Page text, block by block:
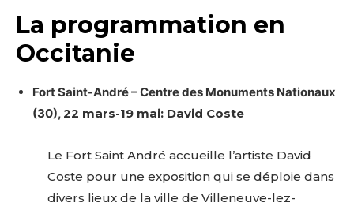
La programmation en
Occitanie
Fort Saint-André – Centre des Monuments Nationaux
(30),22 mars-19 mai: David Coste
Le Fort Saint André accueille l’artiste David
Coste pour une exposition qui se déploie dans
divers lieux de la ville de Villeneuve-lez-